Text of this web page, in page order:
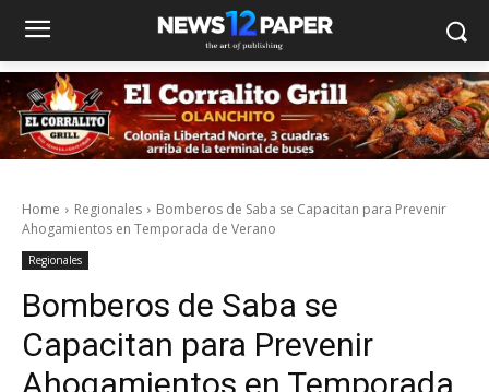
Home Regionales
Bomberos de Saba se Capacitan para Prevenir
Ahogamientos en Temporada de Verano
Regionales
Bomberos de Saba se
Capacitan para Prevenir
Ahogamientos en Temporada